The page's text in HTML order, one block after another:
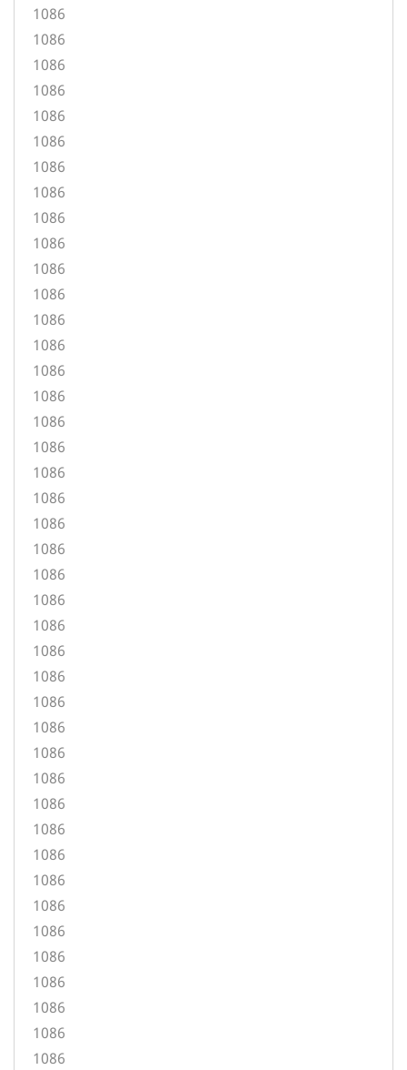
1086
1086
1086
1086
1086
1086
1086
1086
1086
1086
1086
1086
1086
1086
1086
1086
1086
1086
1086
1086
1086
1086
1086
1086
1086
1086
1086
1086
1086
1086
1086
1086
1086
1086
1086
1086
1086
1086
1086
1086
1086
1086